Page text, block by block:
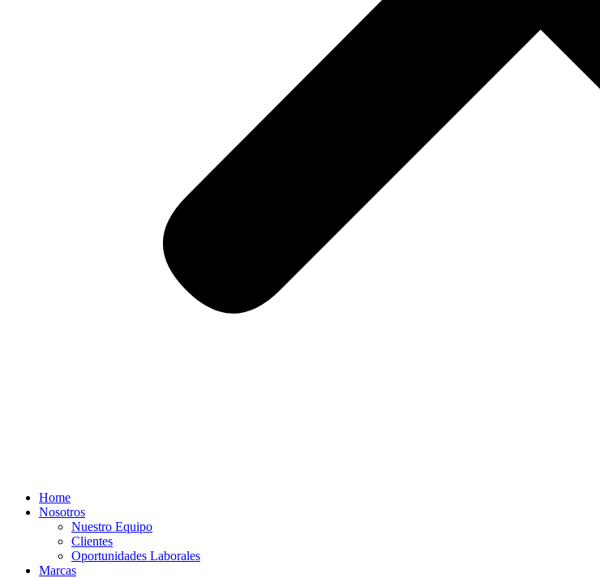
Home
Nosotros
Nuestro Equipo
Clientes
Oportunidades Laborales
Marcas